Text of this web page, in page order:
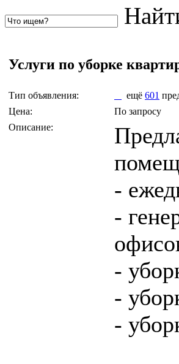
Услуги по уборке
Тип объявления: ещё 601
Цена:
По запросу
Описание:
-
-
-
-
-